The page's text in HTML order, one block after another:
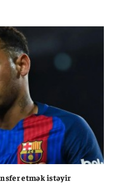
etmək istəyir